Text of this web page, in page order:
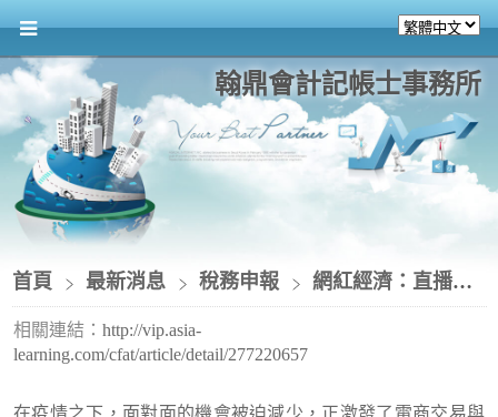
翰鼎會計記帳士事務所
首頁 最新消息 稅務申報 網紅經濟：直播主個人所得稅賦、二代健保
相關連結： http://vip.asia-
learning.com/cfat/article/detail/277220657
在疫情之下，面對面的機會被迫減少，正激發了電商交易與